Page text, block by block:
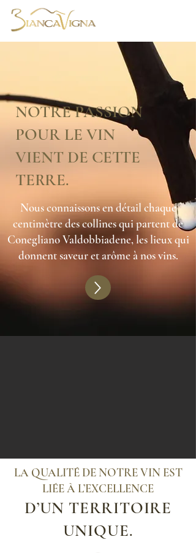
NOTRE PASSION
POUR LE VIN
VIENT DE CETTE
TERRE.
Nous connaissons en détail chaque
centimètre des collines qui partent de
Conegliano Valdobbiadene, les lieux qui
donnent saveur et arôme à nos vins.
LA QUALITÉ DE NOTRE VIN EST
LIÉE À L’EXCELLENCE
D’UN TERRITOIRE
UNIQUE.